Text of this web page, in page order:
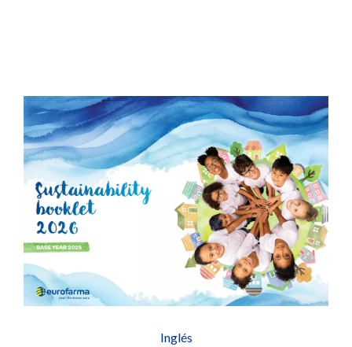
Inglés